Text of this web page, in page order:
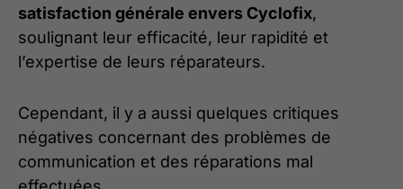
satisfaction générale envers Cyclofix,
soulignant leur efficacité, leur rapidité et
l’expertise de leurs réparateurs.
Cependant, il y a aussi quelques critiques
négatives concernant des problèmes de
communication et des réparations mal